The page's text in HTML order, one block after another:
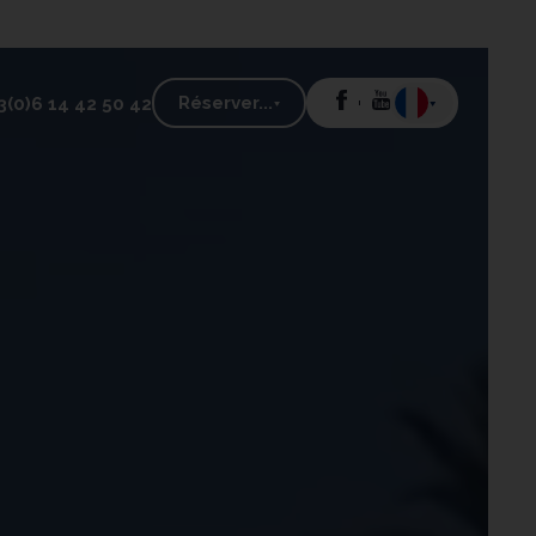
14 42 50 42 Réserver...